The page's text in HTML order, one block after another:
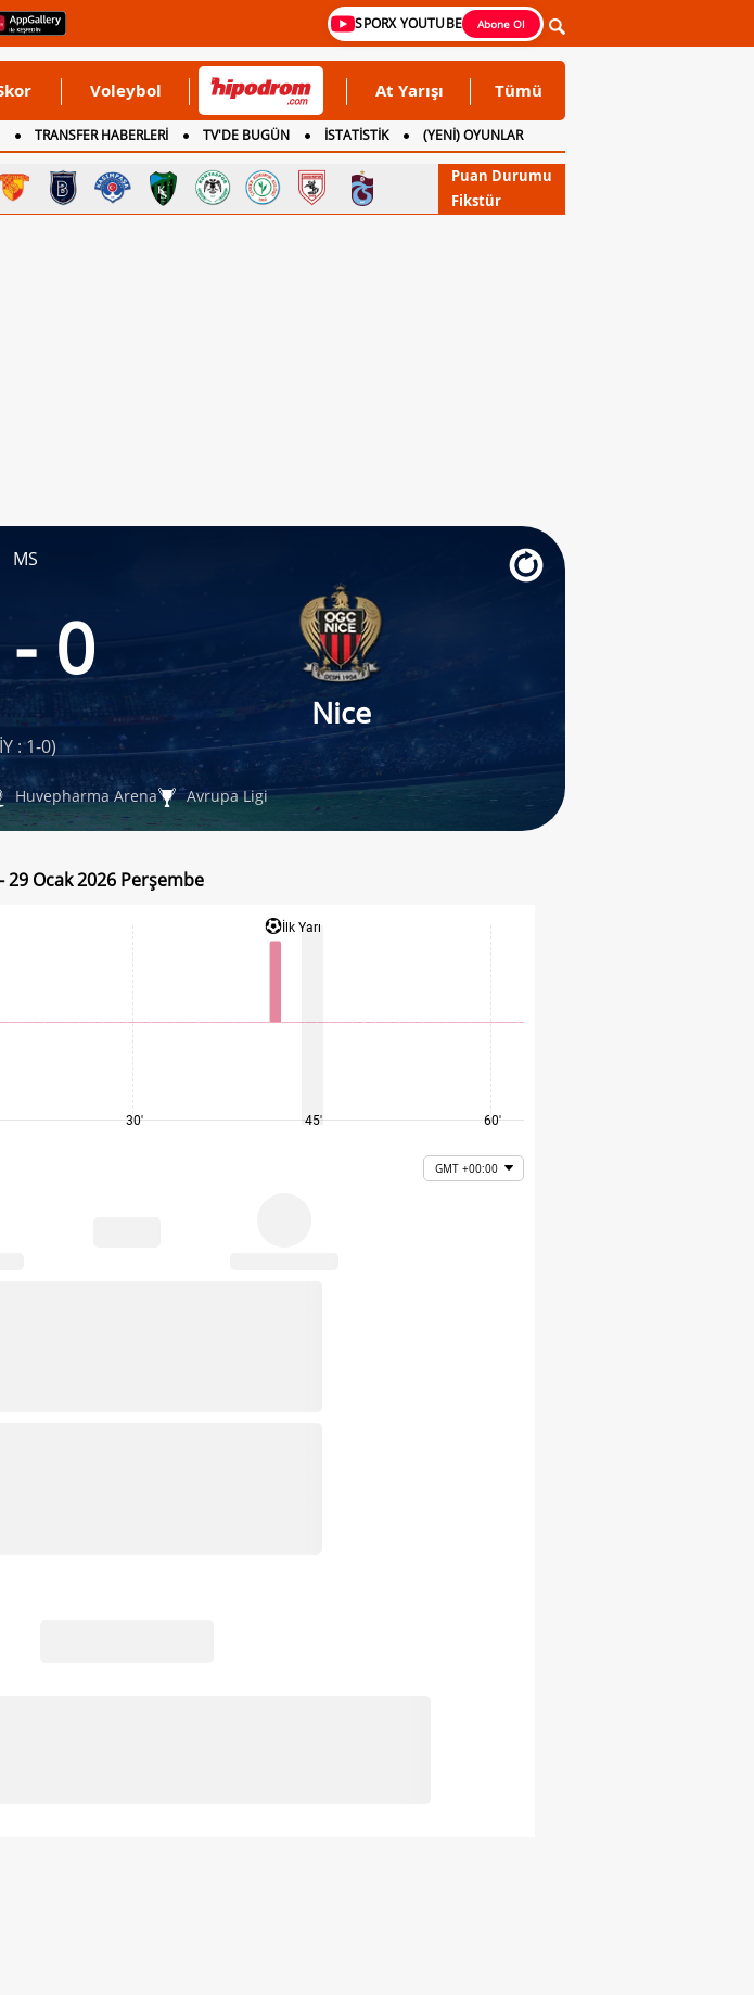
SPORX YOUTUBE Abone Ol
Voleybol At Yarışı Tümü
TRANSFER HABERLERİ TV'DE BUGÜN İSTATİSTİK
(YENİ) OYUNLAR
Puan Durumu
Fikstür
MS
0
Nice
: 1-0)
Huvepharma Arena Avrupa Ligi
Ocak 2026 Perşembe
30'
İlk Yarı
45' 60'
GMT +00:00